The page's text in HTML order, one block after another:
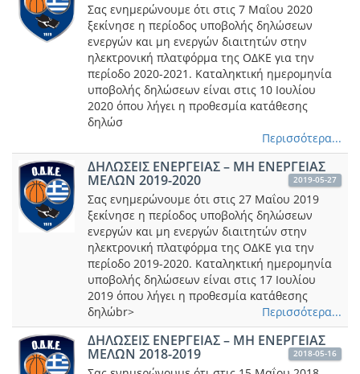
Σας ενημερώνουμε ότι στις 7 Μαΐου 2020
ξεκίνησε η περίοδος υποβολής δηλώσεων
ενεργών και μη ενεργών διαιτητών στην
ηλεκτρονική πλατφόρμα της ΟΔΚΕ για την
περίοδο 2020-2021. Καταληκτική ημερομηνία
υποβολής δηλώσεων είναι στις 10 Ιουλίου
2020 όπου λήγει η προθεσμία κατάθεσης
δηλώσ
Περισσότερα...
ΔΗΛΩΣΕΙΣ ΕΝΕΡΓΕΙΑΣ – ΜΗ ΕΝΕΡΓΕΙΑΣ
ΜΕΛΩΝ 2019-2020 2019-05-27
Σας ενημερώνουμε ότι στις 27 Μαΐου 2019
ξεκίνησε η περίοδος υποβολής δηλώσεων
ενεργών και μη ενεργών διαιτητών στην
ηλεκτρονική πλατφόρμα της ΟΔΚΕ για την
περίοδο 2019-2020. Καταληκτική ημερομηνία
υποβολής δηλώσεων είναι στις 17 Ιουλίου
2019 όπου λήγει η προθεσμία κατάθεσης
δηλώbr>
Περισσότερα...
ΔΗΛΩΣΕΙΣ ΕΝΕΡΓΕΙΑΣ – ΜΗ ΕΝΕΡΓΕΙΑΣ
ΜΕΛΩΝ 2018-2019 2018-05-16